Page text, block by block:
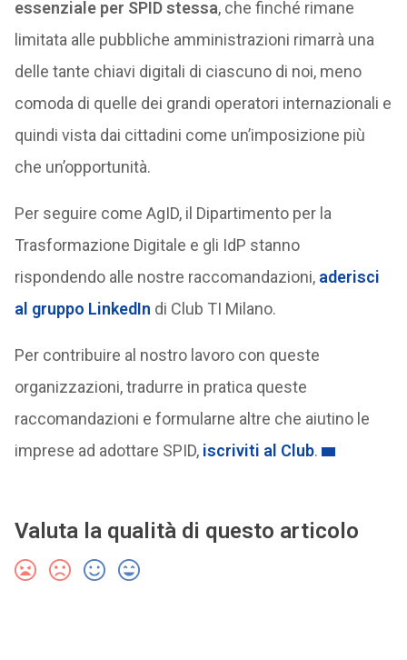
essenziale per SPID stessa, che finché rimane
limitata alle pubbliche amministrazioni rimarrà una
delle tante chiavi digitali di ciascuno di noi, meno
comoda di quelle dei grandi operatori internazionali e
quindi vista dai cittadini come un’imposizione più
che un’opportunità.
Per seguire come AgID, il Dipartimento per la
Trasformazione Digitale e gli IdP stanno
rispondendo alle nostre raccomandazioni, aderisci
al gruppo LinkedIn di Club TI Milano.
Per contribuire al nostro lavoro con queste
organizzazioni, tradurre in pratica queste
raccomandazioni e formularne altre che aiutino le
imprese ad adottare SPID, iscriviti al Club.
Valuta la qualità di questo articolo